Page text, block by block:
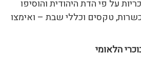
על פי הדת היהודית והוסיפו
טקסים וכללי שבת – ואימצו
הלאומי